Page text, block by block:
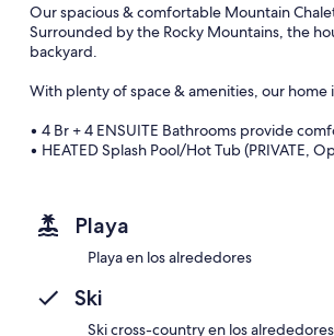
Our spacious & comfortable Mountain
Surrounded by the Rocky Mountains, the
backyard.
With plenty of space & amenities, our
• 4 Br + 4 ENSUITE Bathrooms provide
• HEATED Splash Pool/Hot Tub (PRIVATE,
We’ve designed our home to be the
gather, relax and have fun:
AIR-CONDITIONED 4 Bedrooms + 4
• Master Bedroom (2nd Floor): King Bed
. . . Private Sitting Area with a Fireplace & 60”
Playa
Playa en los alrededores
Ski
Ski cross-country en los alrededores